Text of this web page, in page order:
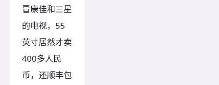
冒康佳和三星
的电视，55
英寸居然才卖
400多人民
币，还顺丰包